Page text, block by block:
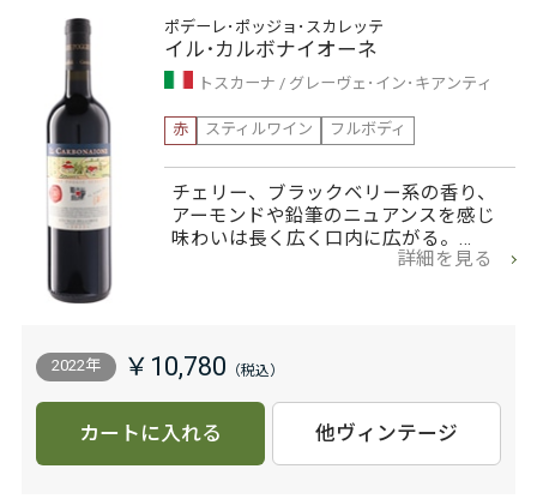
ポデーレ･ポッジョ･スカレッテ
イル･カルボナイオーネ
トスカーナ
グレーヴェ･イン･キアンティ
赤
スティルワイン フルボディ
チェリー、ブラックベリー系の香り、
アーモンドや鉛筆のニュアンスを感じ
味わいは長く広く口内に広がる。…
詳細を見る
2022年 ￥10,780
カートに入れる 他ヴィンテージ